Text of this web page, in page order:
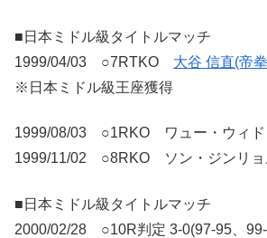
■日本ミドル級タイトルマッチ
1999/04/03 ○7RTKO 大谷 信直(帝
※日本ミドル級王座獲得
1999/08/03 ○1RKO ワュー・ウィド
1999/11/02 ○8RKO ソン・ジンリョ
■日本ミドル級タイトルマッチ
2000/02/28 ○10R判定 3-0(97-95、